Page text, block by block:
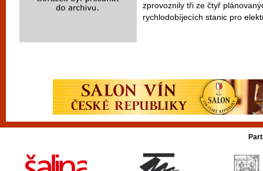
zprovoznily tři ze čtyř
rychlodobíjecích stanic pro